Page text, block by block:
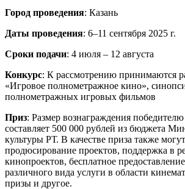
Город проведения: Казань
Даты проведения: 6–11 сентября 2025 г.
Сроки подачи: 4 июля – 12 августа
Конкурс: К рассмотрению принимаются
«Игровое полнометражное кино»,
полнометражных игровых фильмов
Приз: Размер вознаграждения
составляет 500 000 рублей из бюджета
культуры РТ. В качестве приза также
продюсирование проектов, поддержка в
кинопроектов, бесплатное
различного вида услуги в области
призы и другое.